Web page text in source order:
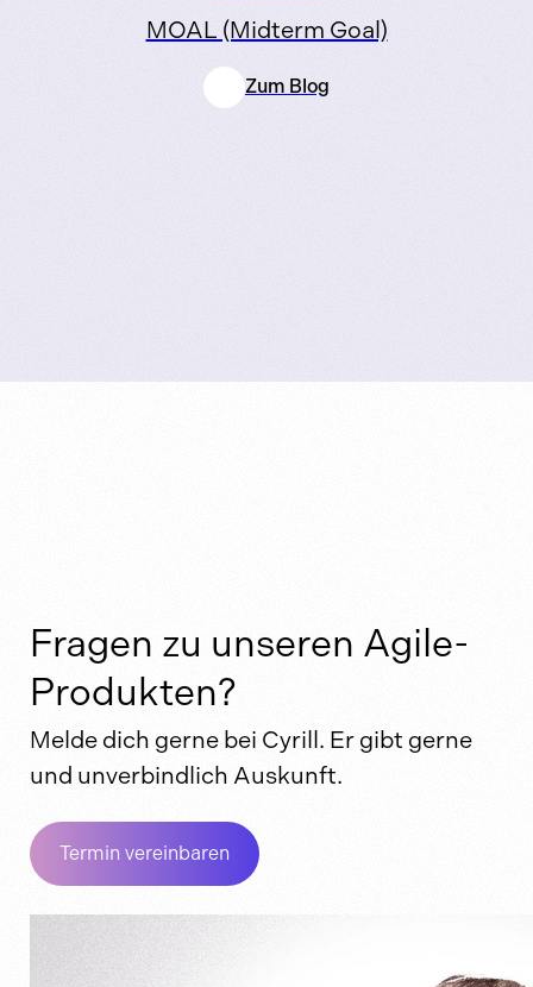
MOAL (Midterm Goal)
Zum Blog
Fragen zu unseren Agile-
Produkten?
Melde dich gerne bei Cyrill. Er gibt gerne
und unverbindlich Auskunft.
Termin vereinbaren